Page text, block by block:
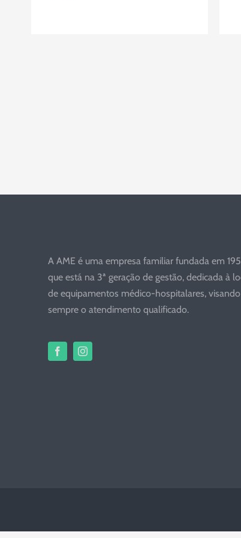
A AME é uma empresa familiar fundada em
que está na 3ª geração de gestão, dedicada à
de equipamentos médico-hospitalares, visando
sempre o atendimento qualificado.